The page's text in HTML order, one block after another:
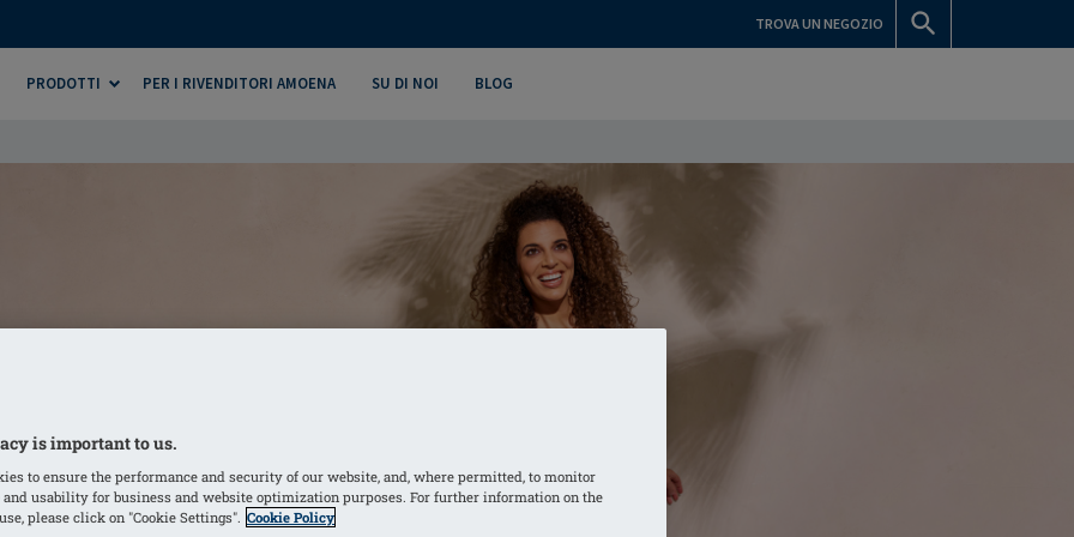
TROVA UN NEGOZIO
PRODOTTI PER I RIVENDITORI AMOENA SU DI NOI BLOG
is important to us.
to ensure the performance and security of our website, and, where permitted, to monitor
and usability for business and website optimization purposes. For further information on the
please click on "Cookie Settings". Cookie Policy